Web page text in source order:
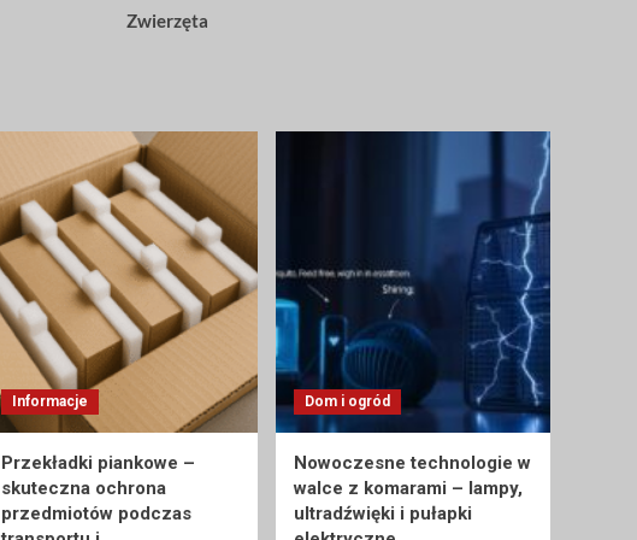
Zwierzęta
Informacje
Przekładki piankowe –
skuteczna ochrona
przedmiotów podczas
Dom i ogród
Nowoczesne technologie w
walce z komarami – lampy,
ultradźwięki i pułapki